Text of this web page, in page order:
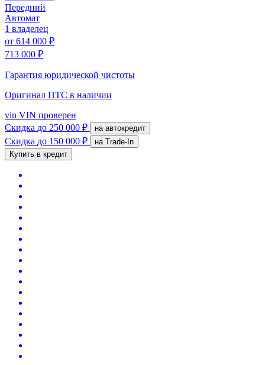
Передний
Автомат
1 владелец
от 614 000 ₽
713 000 ₽
Гарантия юридической чистоты
Оригинал ПТС в наличии
vin VIN проверен
Скидка до 250 000 ₽ на автокредит
Скидка до 150 000 ₽
на Trade-In
Купить в кредит